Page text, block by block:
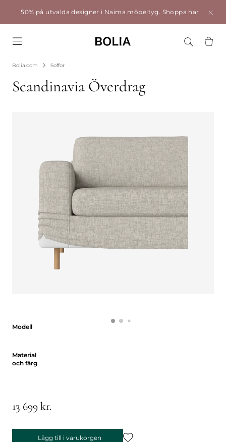
50% på utvalda designer i Naima möbeltyg. Shoppa här
Bolia.com Soffor
Scandinavia Överdrag
Modell
Material
och färg
13 699 kr.
Lägg till i varukorgen